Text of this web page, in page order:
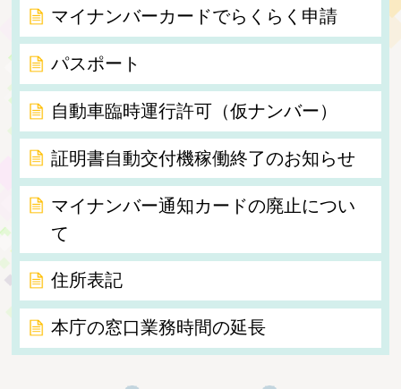
マイナンバーカードでらくらく申請
パスポート
自動車臨時運行許可（仮ナンバー）
証明書自動交付機稼働終了のお知らせ
マイナンバー通知カードの廃止につい
て
住所表記
本庁の窓口業務時間の延長